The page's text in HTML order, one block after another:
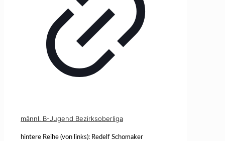
männl. B-Jugend Bezirksoberliga
hintere Reihe (von links): Redelf Schomaker